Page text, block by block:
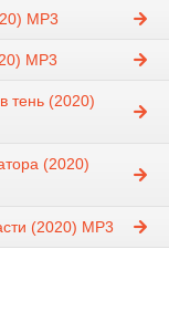
MP3
MP3
тень (2020)
(2020)
(2020) MP3